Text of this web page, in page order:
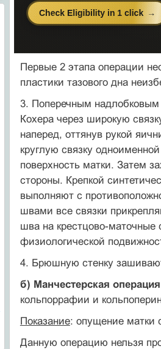
Первые 2 этапа операции
пластики тазового дна
3. Поперечным
Кохера через широкую
наперед, оттянув рукой
круглую связку
поверхность матки. Затем
стороны. Крепкой
выполняют с
швами все связки
шва на крестцово-маточные
физиологической
4. Брюшную стенку
б) Манчестерская операция
кольпоррафии и
Показание: опущение матки
Данную операцию нельзя